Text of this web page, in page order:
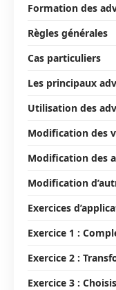
Formation des
Règles générales
Cas particuliers
Les principaux
Utilisation des
Modification des
Modification des
Modification
Exercices
Exercice 1 :
Exercice 2 :
Exercice 3 :